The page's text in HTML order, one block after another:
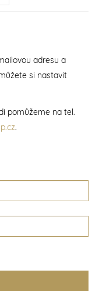
adresu a
si nastavit
pomůžeme na tel.
.